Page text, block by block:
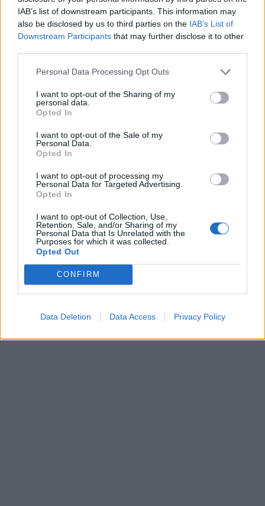
IAB’s list of downstream participants. This information may
also be disclosed by us to third parties on the IAB’s List of
Downstream Participants that may further disclose it to other
Personal Data Processing Opt Outs
I want to opt-out of the Sharing of my
personal data.
Opted In
I want to opt-out of the Sale of my
Personal Data.
Opted In
I want to opt-out of processing my
Personal Data for Targeted Advertising.
Opted In
I want to opt-out of Collection, Use,
Retention, Sale, and/or Sharing of my
Personal Data that Is Unrelated with the
Purposes for which it was collected.
Opted Out
CONFIRM
Data Deletion Data Access Privacy Policy
Carabinieri respinge con assoluta fermezza".